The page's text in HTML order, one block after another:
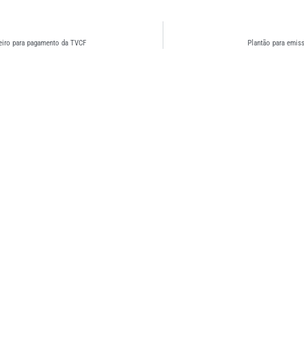
para pagamento da TVCF Plantão para